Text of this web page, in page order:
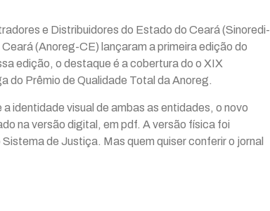
e Distribuidores do Estado do Ceará (Sinoredi-
(Anoreg-CE) lançaram a primeira edição do
edição, o destaque é a cobertura do o XIX
do Prêmio de Qualidade Total da Anoreg.
identidade visual de ambas as entidades, o novo
na versão digital, em pdf. A versão física foi
de Justiça. Mas quem quiser conferir o jornal